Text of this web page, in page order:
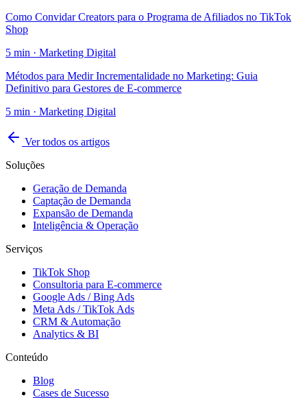
Como Convidar Creators para o Programa de Afiliados no TikTok
Shop
5 min · Marketing Digital
Métodos para Medir Incrementalidade no Marketing: Guia
Definitivo para Gestores de E-commerce
5 min · Marketing Digital
Ver todos os artigos
Soluções
Geração de Demanda
Captação de Demanda
Expansão de Demanda
Inteligência & Operação
Serviços
TikTok Shop
Consultoria para E-commerce
Google Ads / Bing Ads
Meta Ads / TikTok Ads
CRM & Automação
Analytics & BI
Conteúdo
Blog
Cases de Sucesso